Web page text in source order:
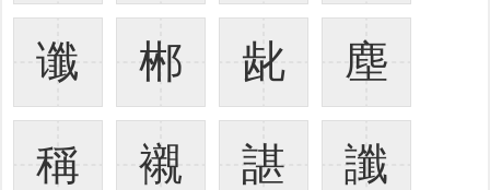
谶 郴 龀 塵
稱 襯 諶 讖